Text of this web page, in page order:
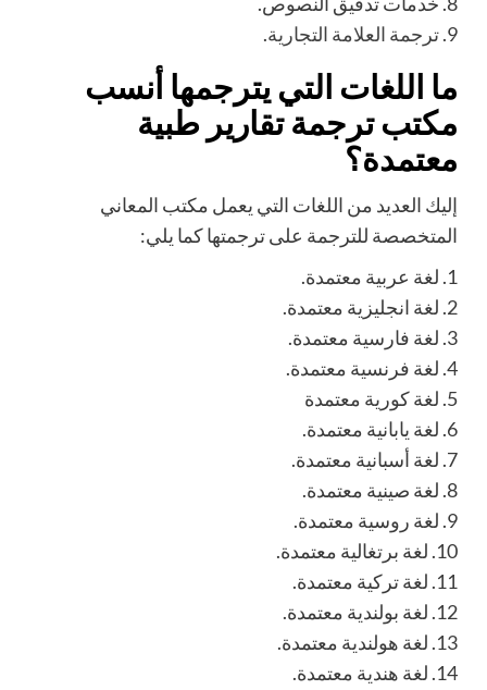
9. ترجمة العلامة التجارية.
ما اللغات التي يترجمها أنسب
مكتب ترجمة تقارير طبية
معتمدة؟
إليك العديد من اللغات التي يعمل مكتب المعاني
المتخصصة للترجمة على ترجمتها كما يلي:
1. لغة عربية معتمدة.
2. لغة انجليزية معتمدة.
3. لغة فارسية معتمدة.
4. لغة فرنسية معتمدة.
5. لغة كورية معتمدة
6. لغة يابانية معتمدة.
7. لغة أسبانية معتمدة.
8. لغة صينية معتمدة.
9. لغة روسية معتمدة.
10. لغة برتغالية معتمدة.
11. لغة تركية معتمدة.
12. لغة بولندية معتمدة.
13. لغة هولندية معتمدة.
14. لغة هندية معتمدة.